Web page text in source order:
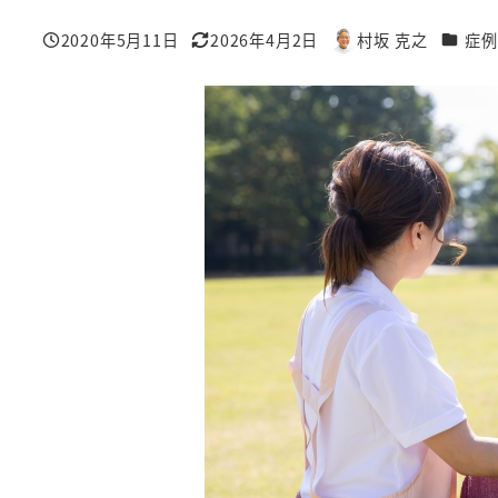
投稿日
2020年5月11日
更新日
2026年4月2日
著
村坂 克之 カテゴ
症例